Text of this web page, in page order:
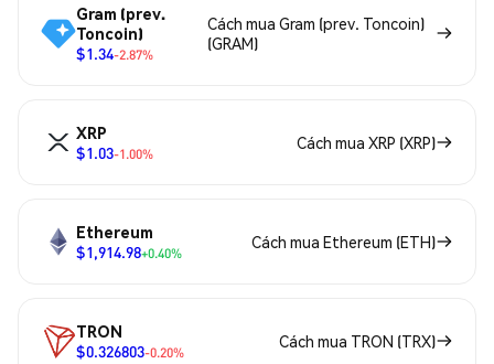
Gram (prev.
Toncoin)
$1.34-2.87%
Cách mua Gram (prev. Toncoin)
(GRAM)
XRP
$1.03-1.00%
Cách mua XRP (XRP)
Ethereum
$1,914.98+0.40%
Cách mua Ethereum (ETH)
TRON
$0.326803-0.20%
Cách mua TRON (TRX)